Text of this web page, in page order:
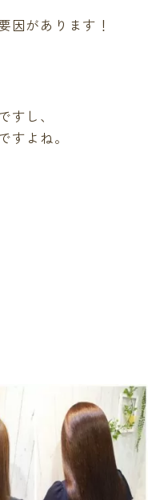
因があります！
すし、
ですよね。